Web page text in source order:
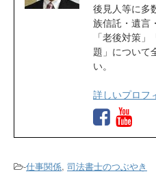
後見人等に多
族信託・遺言
「老後対策
題」について
い。
詳しいプロフ
-仕事関係, 司法書士のつぶやき